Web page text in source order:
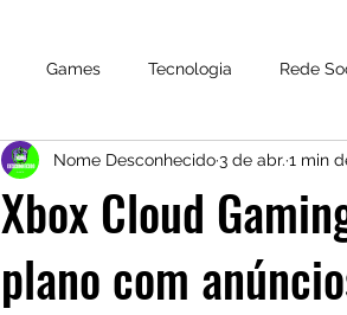
Games Tecnologia Rede
Xbox Cloud
plano com
Nome Desconhecido3 de abr. 1 min